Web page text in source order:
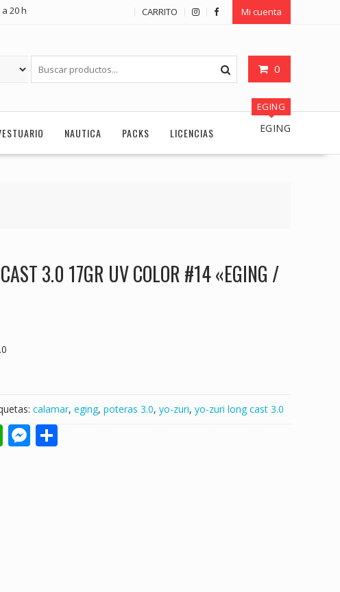
20 h CARRITO Mi cuenta
0
NAUTICA PACKS LICENCIAS
EGING
EGING
3.0 17GR UV COLOR #14 «EGING /
calamar, eging, poteras 3.0, yo-zuri, yo-zuri long cast 3.0
W M